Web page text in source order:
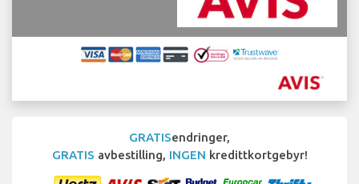
GRATISendringer,
GRATIS avbestilling, INGEN kredittkortgebyr!